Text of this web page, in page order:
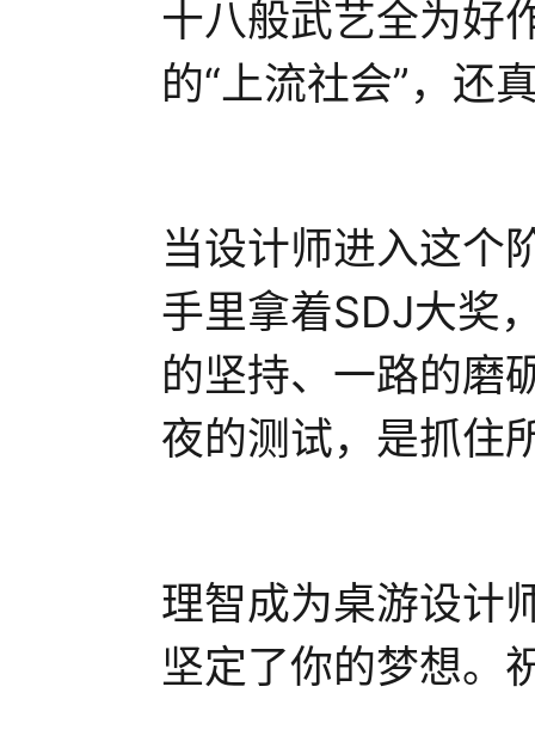
十八般武艺全为好
的“上流社会”，还
当设计师进入这个
手里拿着SDJ大奖
的坚持、一路的磨
夜的测试，是抓住
理智成为桌游设计
坚定了你的梦想。